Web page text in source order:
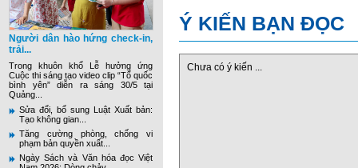
Người dân hào hứng check-in,
trải...
Trong khuôn khổ Lễ hưởng ứng
Cuộc thi sáng tạo video clip “Tổ quốc
bình yên” diễn ra sáng 30/5 tại
Quảng...
Sửa đổi, bổ sung Luật Xuất bản:
Tạo không gian...
Tăng cường phòng, chống vi
phạm bản quyền xuất...
Ngày Sách và Văn hóa đọc Việt
Ý KIẾN BẠN ĐỌC
Chưa có ý kiến ...